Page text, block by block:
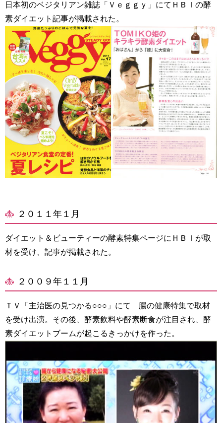
日本初のベジタリアン雑誌「Ｖｅｇｇｙ」にてＨＢＩの酵
素ダイエット記事が掲載された。
２０１１年１月
ダイエット＆ビューティーの酵素特集ページにＨＢＩが取
材を受け、記事が掲載された。
２００９年１１月
ＴＶ「主治医の見つかる○○○」にて 腸の健康特集で取材
を受け出演。その後、酵素飲料や酵素断食が注目され、酵
素ダイエットブームが起こるきっかけを作った。